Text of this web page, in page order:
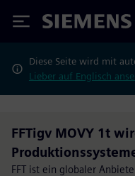
Siemens
Diese Seite wird mit
Lieber auf Englisch
FFTigv MOVY 1t
FFT ist ein globaler